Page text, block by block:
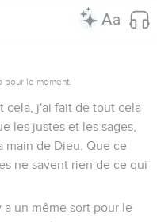
le moment.
cela, j'ai fait de tout cela
les justes et les sages,
main de Dieu. Que ce
ne savent rien de ce qui
un même sort pour le